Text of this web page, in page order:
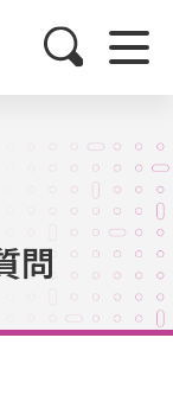
問